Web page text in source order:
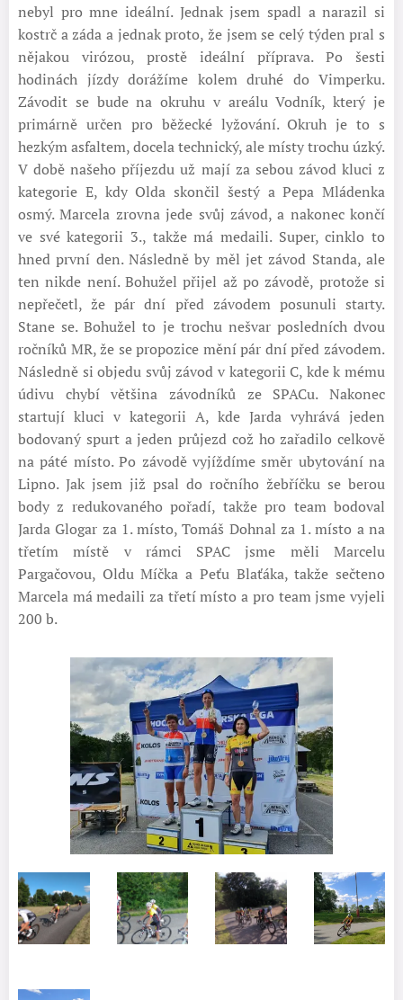
nebyl pro mne ideální. Jednak jsem spadl a narazil si
kostrč a záda a jednak proto, že jsem se celý týden pral s
nějakou virózou, prostě ideální příprava. Po šesti
hodinách jízdy dorážíme kolem druhé do Vimperku.
Závodit se bude na okruhu v areálu Vodník, který je
primárně určen pro běžecké lyžování. Okruh je to s
hezkým asfaltem, docela technický, ale místy trochu úzký.
V době našeho příjezdu už mají za sebou závod kluci z
kategorie E, kdy Olda skončil šestý a Pepa Mládenka
osmý. Marcela zrovna jede svůj závod, a nakonec končí
ve své kategorii 3., takže má medaili. Super, cinklo to
hned první den. Následně by měl jet závod Standa, ale
ten nikde není. Bohužel přijel až po závodě, protože si
nepřečetl, že pár dní před závodem posunuli starty.
Stane se. Bohužel to je trochu nešvar posledních dvou
ročníků MR, že se propozice mění pár dní před závodem.
Následně si objedu svůj závod v kategorii C, kde k mému
údivu chybí většina závodníků ze SPACu. Nakonec
startují kluci v kategorii A, kde Jarda vyhrává jeden
bodovaný spurt a jeden průjezd což ho zařadilo celkově
na páté místo. Po závodě vyjíždíme směr ubytování na
Lipno. Jak jsem již psal do ročního žebříčku se berou
body z redukovaného pořadí, takže pro team bodoval
Jarda Glogar za 1. místo, Tomáš Dohnal za 1. místo a na
třetím místě v rámci SPAC jsme měli Marcelu
Pargačovou, Oldu Míčka a Peťu Blaťáka, takže sečteno
Marcela má medaili za třetí místo a pro team jsme vyjeli
200 b.